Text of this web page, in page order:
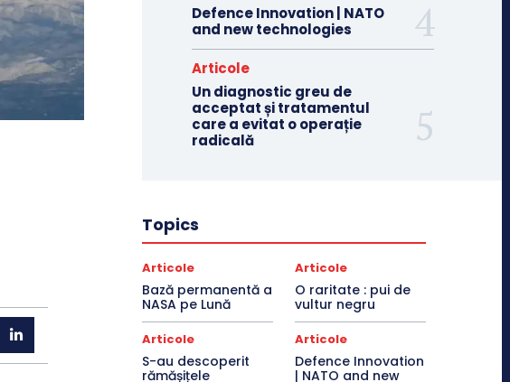
Defence Innovation | NATO
and new technologies
Articole
Un diagnostic greu de
acceptat și tratamentul
care a evitat o operație
radicală
Topics
Articole
Bază permanentă a
NASA pe Lună
Articole
O raritate : pui de
vultur negru
Articole
S-au descoperit
rămășițele
Articole
Defence Innovation
| NATO and new